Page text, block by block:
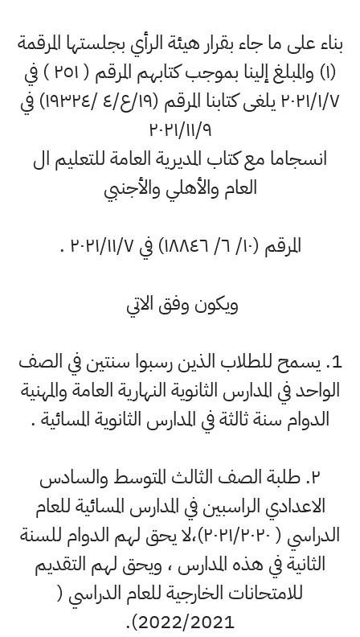
بناء على ما جاء بقرار هيئة الرأي بجلستها المرقمة
(۱) والمبلغ إلينا بموجب كتابهم المرقم ( ٢٥١ ) في
۲۰۲۱/١/۷ يلغى كتابنا المرقم (١٩/ع/٤ /١٩٣٢٤) في
۲۰۲۱/۱۱/۹
انسجاما مع كتاب المديرية العامة للتعليم ال
العام والأهلي والأجنبي
المرقم (١٠/ ٦/ ١٨٨٤٦) في ۲۰۲۱/۱۱/۷ .
ويكون وفق الاتي
1. يسمح للطلاب الذين رسبوا سنتين في الصف
الواحد في المدارس الثانوية النهارية العامة والمهنية
الدوام سنة ثالثة في المدارس الثانوية المسائية .
۲. طلبة الصف الثالث المتوسط والسادس
الاعدادي الراسبين في المدارس المسائية للعام
الدراسي ( ۲۰۲۱/۲۰۲۰)،لا يحق لهم الدوام للسنة
الثانية في هذه المدارس ، ويحق لهم التقديم
للامتحانات الخارجية للعام الدراسي (
2022/2021).